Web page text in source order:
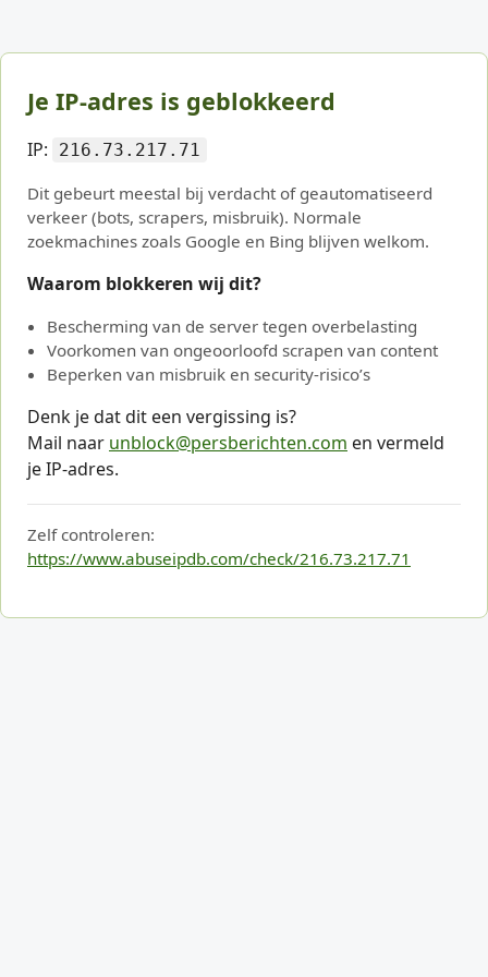
Je IP-adres is geblokkeerd
IP: 216.73.217.71
Dit gebeurt meestal bij verdacht of geautomatiseerd
verkeer (bots, scrapers, misbruik). Normale
zoekmachines zoals Google en Bing blijven welkom.
Waarom blokkeren wij dit?
Bescherming van de server tegen overbelasting
Voorkomen van ongeoorloofd scrapen van content
Beperken van misbruik en security-risico’s
Denk je dat dit een vergissing is?
Mail naar unblock@persberichten.com en vermeld
je IP-adres.
Zelf controleren:
https://www.abuseipdb.com/check/216.73.217.71